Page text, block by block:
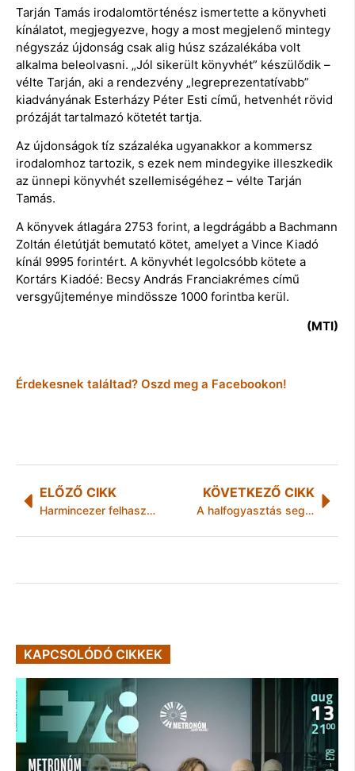
Tarján Tamás irodalomtörténész ismertette a könyvheti
kínálatot, megjegyezve, hogy a most megjelenő mintegy
négyszáz újdonság csak alig húsz százalékába volt
alkalma beleolvasni. „Jól sikerült könyvhét” készülődik –
vélte Tarján, aki a rendezvény „legreprezentatívabb”
kiadványának Esterházy Péter Esti című, hetvenhét rövid
prózáját tartalmazó kötetét tartja.
Az újdonságok tíz százaléka ugyanakkor a kommersz
irodalomhoz tartozik, s ezek nem mindegyike illeszkedik
az ünnepi könyvhét szellemiségéhez – vélte Tarján
Tamás.
A könyvek átlagára 2753 forint, a legdrágább a Bachmann
Zoltán életútját bemutató kötet, amelyet a Vince Kiadó
kínál 9995 forintért. A könyvhét legolcsóbb kötete a
Kortárs Kiadóé: Becsy András Franciakrémes című
versgyűjteménye mindössze 1000 forintba kerül.
(MTI)
Érdekesnek találtad? Oszd meg a Facebookon!
ELŐZŐ CIKK
Harmincezer felhasználó törölte magát a Facebookról
KÖVETKEZŐ CIKK
A halfogyasztás segítette elő az emberi agy fejlődését
KAPCSOLÓDÓ CIKKEK